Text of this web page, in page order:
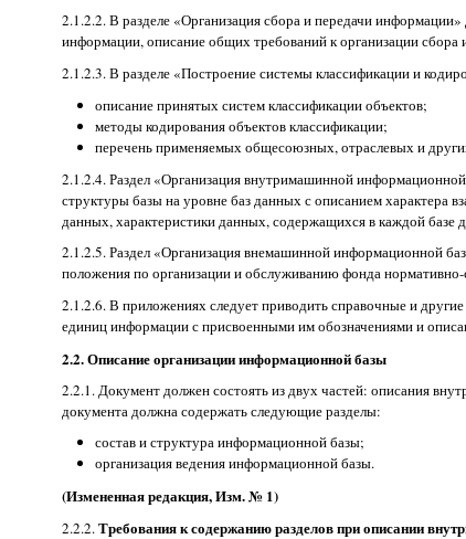
2.1.2.2. В разделе «Организация сбора и передачи
информации, описание общих требований к организации сбора
2.1.2.3. В разделе «Построение системы классификации и
описание принятых систем классификации объектов;
методы кодирования объектов классификации;
перечень применяемых общесоюзных, отраслевых и
2.1.2.4. Раздел «Организация внутримашинной
структуры базы на уровне баз данных с описанием характера
данных, характеристики данных, содержащихся в каждой базе
2.1.2.5. Раздел «Организация внемашинной информационной
положения по организации и обслуживанию фонда
2.1.2.6. В приложениях следует приводить справочные и
единиц информации с присвоенными им обозначениями и
2.2. Описание организации информационной базы
2.2.1. Документ должен состоять из двух частей: описания
документа должна содержать следующие разделы:
состав и структура информационной базы;
организация ведения информационной базы.
(Измененная редакция, Изм. № 1)
2.2.2.Требования к содержанию разделов при описании